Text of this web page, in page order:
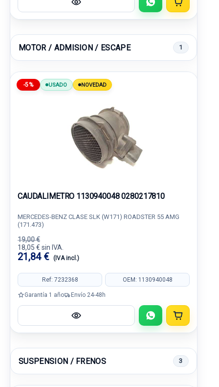
MOTOR / ADMISION / ESCAPE 1
-5% USADO NOVEDAD
CAUDALIMETRO 1130940048 0280217810
MERCEDES-BENZ CLASE SLK (W171) ROADSTER 55 AMG
(171.473)
19,00 €
18,05 € sin IVA.
21,84 € (IVA incl.)
Ref: 7232368 OEM: 1130940048
Garantía 1 año Envío 24-48h
SUSPENSION / FRENOS 3